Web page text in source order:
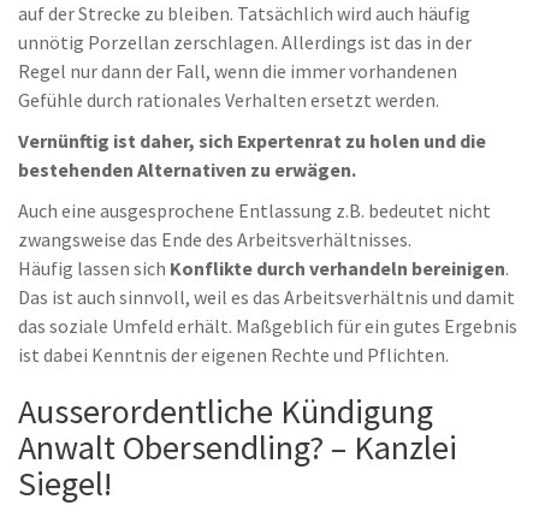
auf der Strecke zu bleiben. Tatsächlich wird auch häufig
unnötig Porzellan zerschlagen. Allerdings ist das in der
Regel nur dann der Fall, wenn die immer vorhandenen
Gefühle durch rationales Verhalten ersetzt werden.
Vernünftig ist daher, sich Expertenrat zu holen und die
bestehenden Alternativen zu erwägen.
Auch eine ausgesprochene Entlassung z.B. bedeutet nicht
zwangsweise das Ende des Arbeitsverhältnisses.
Häufig lassen sich Konflikte durch verhandeln bereinigen.
Das ist auch sinnvoll, weil es das Arbeitsverhältnis und damit
das soziale Umfeld erhält. Maßgeblich für ein gutes Ergebnis
ist dabei Kenntnis der eigenen Rechte und Pflichten.
Ausserordentliche Kündigung
Anwalt Obersendling? – Kanzlei
Siegel!